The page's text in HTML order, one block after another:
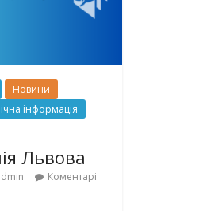
Новини
інформація
Львова
Коментарі